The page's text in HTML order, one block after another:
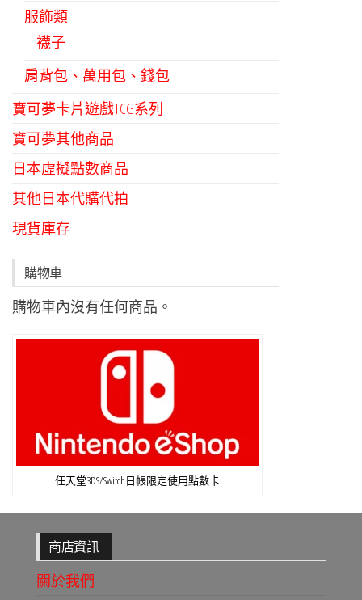
服飾類
襪子
肩背包、萬用包、錢包
寶可夢卡片遊戲TCG系列
寶可夢其他商品
日本虛擬點數商品
其他日本代購代拍
現貨庫存
購物車
購物車內沒有任何商品。
任天堂3DS/Switch日帳限定使用點數卡
商店資訊
關於我們